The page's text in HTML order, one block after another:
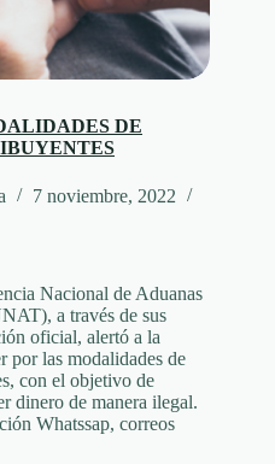
DE
7 noviembre, 2022
Nacional de Aduanas
a través de sus
oficial, alertó a la
por las modalidades de
con el objetivo de
dinero de manera ilegal.
Whatssap, correos